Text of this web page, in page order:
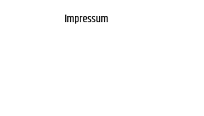
Impressum